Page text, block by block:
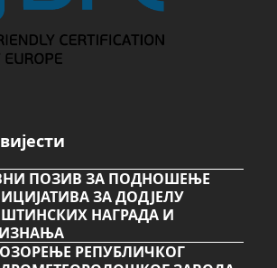
ПОЗИВ ЗА ПОДНОШЕЊЕ
ЗА ДОДЈЕЛУ
НАГРАДА И
РЕПУБЛИЧКОГ